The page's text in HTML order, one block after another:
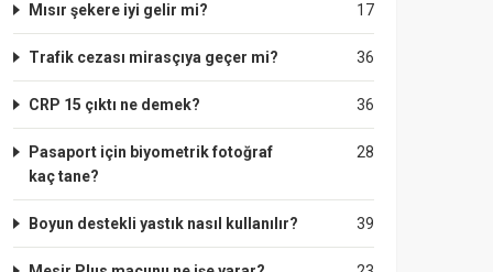
17
Mısır şekere iyi gelir mi?
36
Trafik cezası mirasçıya geçer mi?
36
CRP 15 çıktı ne demek?
28
Pasaport için biyometrik fotoğraf
kaç tane?
39
Boyun destekli yastık nasıl kullanılır?